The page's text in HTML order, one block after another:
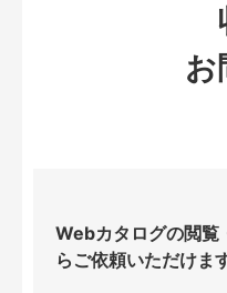
お
Webカタログの閲覧
らご依頼いただけます